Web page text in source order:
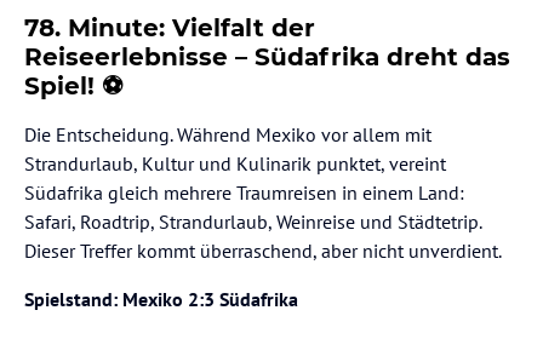
78. Minute: Vielfalt der
Reiseerlebnisse – Südafrika dreht das
Spiel! ⚽
Die Entscheidung. Während Mexiko vor allem mit
Strandurlaub, Kultur und Kulinarik punktet, vereint
Südafrika gleich mehrere Traumreisen in einem Land:
Safari, Roadtrip, Strandurlaub, Weinreise und Städtetrip.
Dieser Treffer kommt überraschend, aber nicht unverdient.
Spielstand: Mexiko 2:3 Südafrika